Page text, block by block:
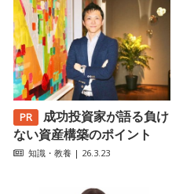
成功投資家が語る負け
ない資産構築のポイント
知識・教養 | 26.3.23